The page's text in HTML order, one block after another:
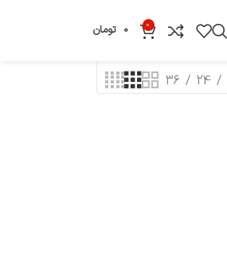
0
0 تومان
24
36